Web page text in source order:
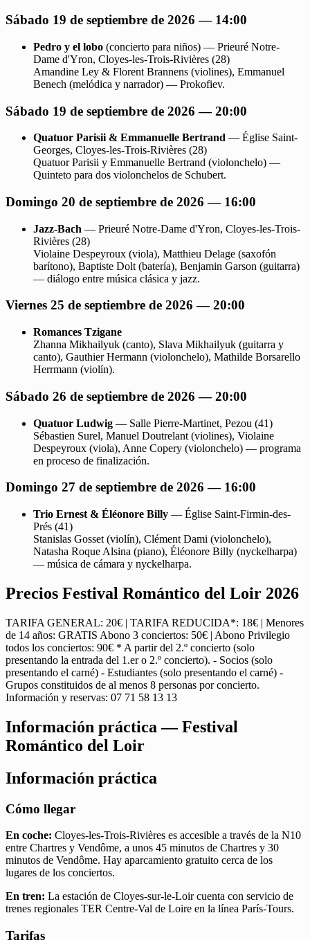
Sábado 19 de septiembre de 2026 — 14:00
Pedro y el lobo (concierto para niños) — Prieuré Notre-
Dame d'Yron, Cloyes-les-Trois-Rivières (28)
Amandine Ley & Florent Brannens (violines), Emmanuel
Benech (melódica y narrador) — Prokofiev.
Sábado 19 de septiembre de 2026 — 20:00
Quatuor Parisii & Emmanuelle Bertrand — Église Saint-
Georges, Cloyes-les-Trois-Rivières (28)
Quatuor Parisii y Emmanuelle Bertrand (violonchelo) —
Quinteto para dos violonchelos de Schubert.
Domingo 20 de septiembre de 2026 — 16:00
Jazz-Bach — Prieuré Notre-Dame d'Yron, Cloyes-les-Trois-
Rivières (28)
Violaine Despeyroux (viola), Matthieu Delage (saxofón
barítono), Baptiste Dolt (batería), Benjamin Garson (guitarra)
— diálogo entre música clásica y jazz.
Viernes 25 de septiembre de 2026 — 20:00
Romances Tzigane
Zhanna Mikhailyuk (canto), Slava Mikhailyuk (guitarra y
canto), Gauthier Hermann (violonchelo), Mathilde Borsarello
Herrmann (violín).
Sábado 26 de septiembre de 2026 — 20:00
Quatuor Ludwig — Salle Pierre-Martinet, Pezou (41)
Sébastien Surel, Manuel Doutrelant (violines), Violaine
Despeyroux (viola), Anne Copery (violonchelo) — programa
en proceso de finalización.
Domingo 27 de septiembre de 2026 — 16:00
Trio Ernest & Éléonore Billy — Église Saint-Firmin-des-
Prés (41)
Stanislas Gosset (violín), Clément Dami (violonchelo),
Natasha Roque Alsina (piano), Éléonore Billy (nyckelharpa)
— música de cámara y nyckelharpa.
Precios Festival Romántico del Loir 2026
TARIFA GENERAL: 20€ | TARIFA REDUCIDA*: 18€ | Menores
de 14 años: GRATIS Abono 3 conciertos: 50€ | Abono Privilegio
todos los conciertos: 90€ * A partir del 2.º concierto (solo
presentando la entrada del 1.er o 2.º concierto). - Socios (solo
presentando el carné) - Estudiantes (solo presentando el carné) -
Grupos constituidos de al menos 8 personas por concierto.
Información y reservas: 07 71 58 13 13
Información práctica — Festival
Romántico del Loir
Información práctica
Cómo llegar
En coche: Cloyes-les-Trois-Rivières es accesible a través de la N10
entre Chartres y Vendôme, a unos 45 minutos de Chartres y 30
minutos de Vendôme. Hay aparcamiento gratuito cerca de los
lugares de los conciertos.
En tren: La estación de Cloyes-sur-le-Loir cuenta con servicio de
trenes regionales TER Centre-Val de Loire en la línea París-Tours.
Tarifas